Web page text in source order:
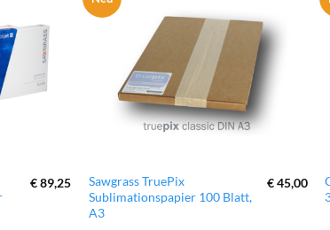
der
Produktseite
hinzufügen
€89,25
hinzufügen
Sawgrass TruePix
Sublimationspapier 100 Blatt,
A3
€45,00